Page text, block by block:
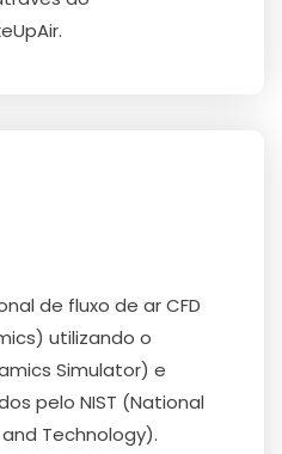
de fluxo de ar CFD
utilizando o
Simulator) e
pelo NIST (National
Technology).